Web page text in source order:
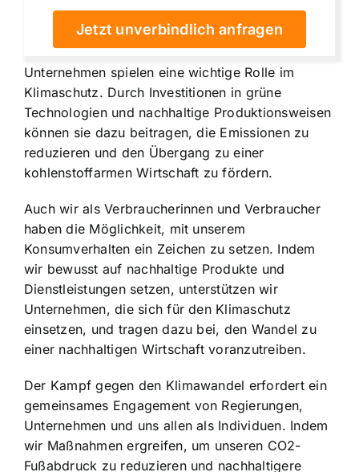
Jetzt unverbindlich anfragen
Unternehmen spielen eine wichtige Rolle im
Klimaschutz. Durch Investitionen in grüne
Technologien und nachhaltige Produktionsweisen
können sie dazu beitragen, die Emissionen zu
reduzieren und den Übergang zu einer
kohlenstoffarmen Wirtschaft zu fördern.
Auch wir als Verbraucherinnen und Verbraucher
haben die Möglichkeit, mit unserem
Konsumverhalten ein Zeichen zu setzen. Indem
wir bewusst auf nachhaltige Produkte und
Dienstleistungen setzen, unterstützen wir
Unternehmen, die sich für den Klimaschutz
einsetzen, und tragen dazu bei, den Wandel zu
einer nachhaltigen Wirtschaft voranzutreiben.
Der Kampf gegen den Klimawandel erfordert ein
gemeinsames Engagement von Regierungen,
Unternehmen und uns allen als Individuen. Indem
wir Maßnahmen ergreifen, um unseren CO2-
Fußabdruck zu reduzieren und nachhaltigere